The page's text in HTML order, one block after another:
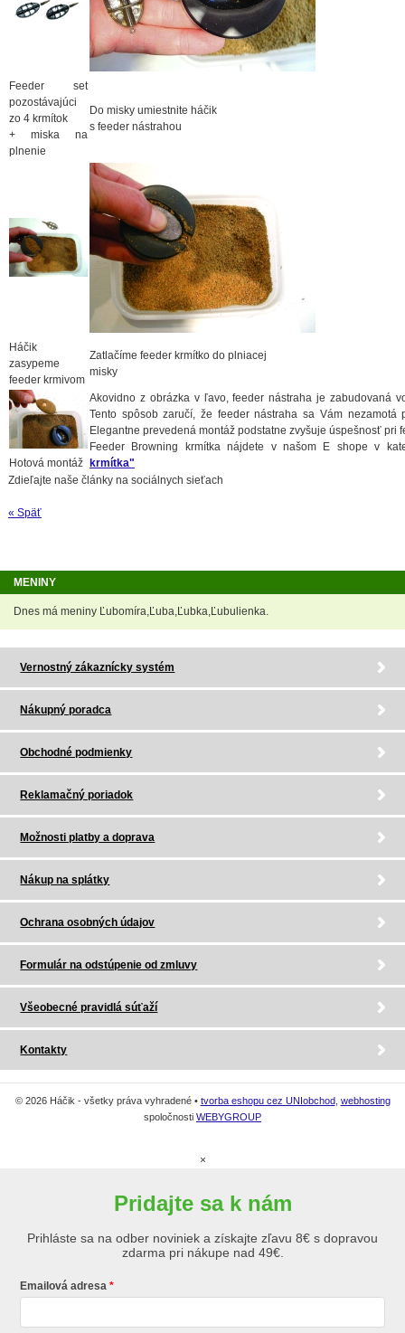
Feeder set
pozostávajúci
zo 4 krmítok
+ miska na
plnenie
Do misky umiestnite háčik
s feeder nástrahou
Háčik
zasypeme
feeder krmivom
Zatlačíme feeder krmítko do plniacej
misky
Akovidno z obrázka v ľavo, feeder nástraha je zabudovaná
Tento spôsob zaručí, že feeder nástraha sa Vám nezamotá
Elegantne prevedená montáž podstatne zvyšuje úspešnosť pri
Feeder Browning krmítka nájdete v našom E shope v
krmítka"
Hotová montáž
Zdieľajte naše články na sociálnych sieťach
« Späť
MENINY
Dnes má meniny Ľubomíra,Ľuba,Ľubka,Ľubulienka.
Vernostný zákaznícky systém
Nákupný poradca
Obchodné podmienky
Reklamačný poriadok
Možnosti platby a doprava
Nákup na splátky
Ochrana osobných údajov
Formulár na odstúpenie od zmluvy
Všeobecné pravidlá súťaží
Kontakty
© 2026 Háčik - všetky práva vyhradené • tvorba eshopu cez UNIobchod, webhosting
spoločnosti WEBYGROUP
×
Pridajte sa k nám
Prihláste sa na odber noviniek a získajte zľavu 8€ s dopravou
zdarma pri nákupe nad 49€.
Emailová adresa